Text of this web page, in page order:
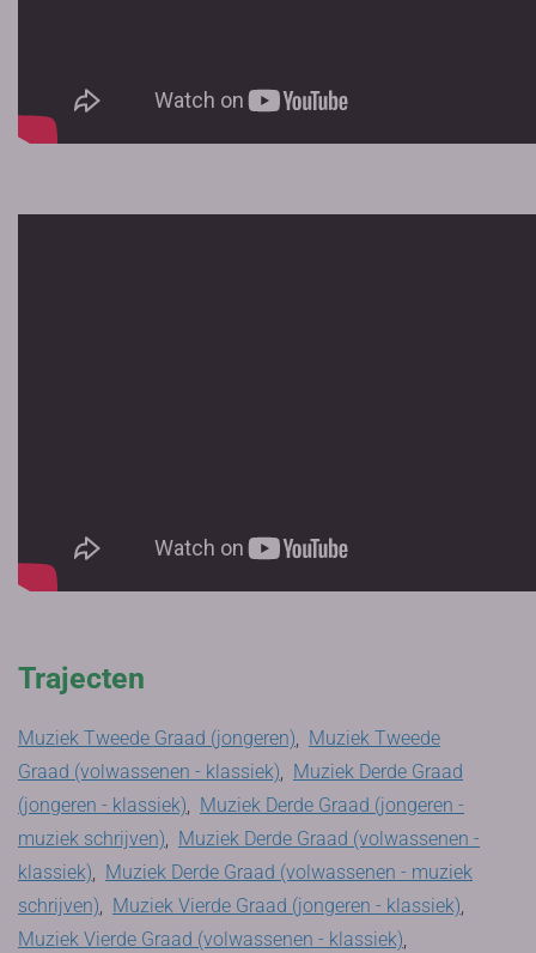
Trajecten
Muziek Tweede Graad (jongeren), Muziek Tweede
Graad (volwassenen - klassiek), Muziek Derde Graad
(jongeren - klassiek), Muziek Derde Graad (jongeren -
muziek schrijven), Muziek Derde Graad (volwassenen -
klassiek), Muziek Derde Graad (volwassenen - muziek
schrijven), Muziek Vierde Graad (jongeren - klassiek),
Muziek Vierde Graad (volwassenen - klassiek),